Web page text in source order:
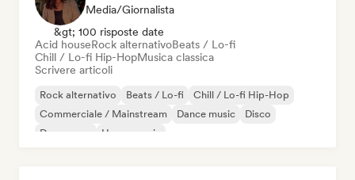
Media/Giornalista
&gt; 100 risposte date
Acid houseRock alternativoBeats / Lo-fi
Chill / Lo-fi Hip-HopMusica classica
Scrivere articoli
Rock alternativo Beats / Lo-fi
Chill / Lo-fi Hip-Hop
Commerciale / Mainstream
Dance music
Disco
Dream pop
House music